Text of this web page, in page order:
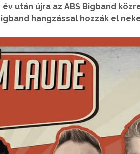
után újra az ABS Bigband
hangzással hozzák el